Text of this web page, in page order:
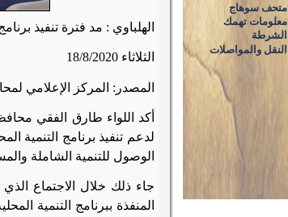
متحف سوهاج
معلومات تهمك
الشرطة
النقل والمواصلات
الهلباوي : مد فترة تنفيذ برنامج التنمية المحلية حتى
الثلاثاء 18/8/2020
المصدر: المركز الإعلامي
أكد اللواء طارق الفقي
لدعم تنفيذ برنامج التنمية
الوصول للتنمية الشاملة
جاء ذلك خلال الاجتماع